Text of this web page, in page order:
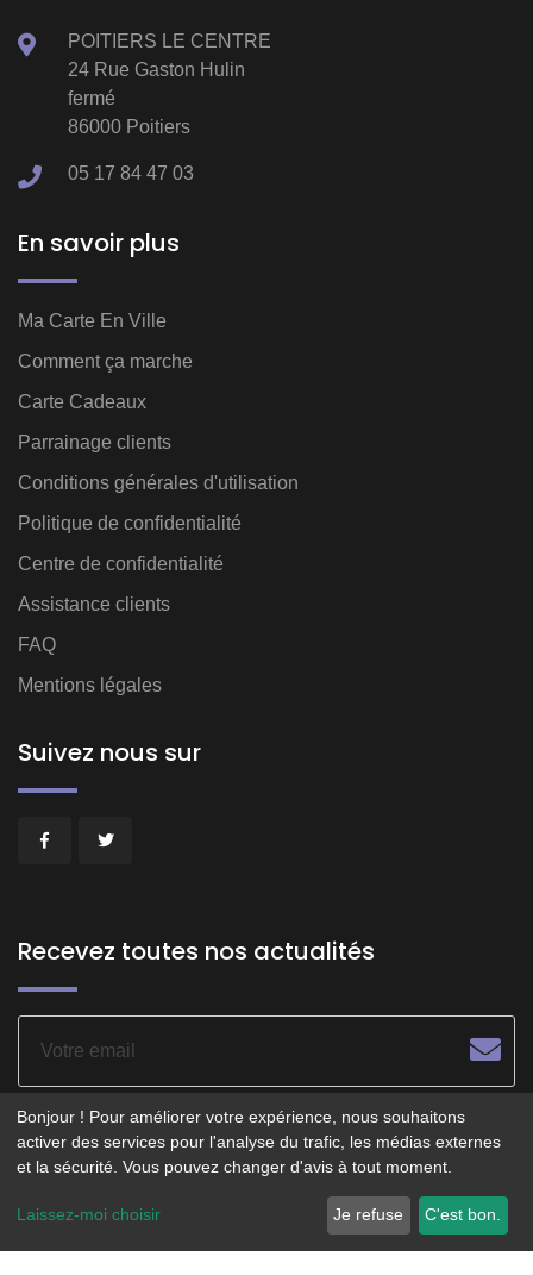
POITIERS LE CENTRE
24 Rue Gaston Hulin
fermé
86000 Poitiers
05 17 84 47 03
En savoir plus
Ma Carte En Ville
Comment ça marche
Carte Cadeaux
Parrainage clients
Conditions générales d'utilisation
Politique de confidentialité
Centre de confidentialité
Assistance clients
FAQ
Mentions légales
Suivez nous sur
Recevez toutes nos actualités
© 2026 - POITIERS LE CENTRE - Service opéré par
Bonjour ! Pour améliorer votre expérience, nous souhaitons
activer des services pour l'analyse du trafic, les médias externes
et la sécurité. Vous pouvez changer d'avis à tout moment.
Laissez-moi choisir Je refuse C'est bon.